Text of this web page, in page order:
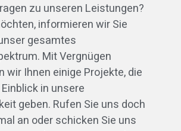
zu unseren Leistungen?
informieren wir Sie
gesamtes
Mit Vergnügen
wir Ihnen einige Projekte, die
in unsere
geben. Rufen Sie uns doch
an oder schicken Sie uns